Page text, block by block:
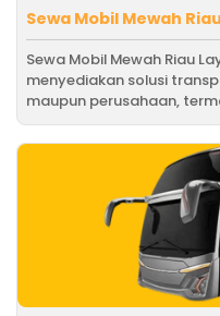
Sewa Mobil Mewah
Sewa Mobil Mewah Riau
menyediakan solusi
maupun perusahaan,